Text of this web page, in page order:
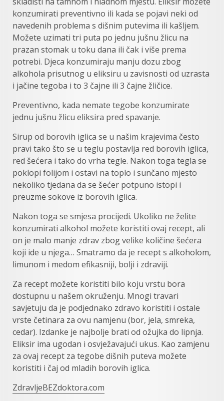
konzumirati preventivno ili kada se pojavi neki od
navedenih problema s dišnim putevima ili kašljem.
Možete uzimati tri puta po jednu jušnu žlicu na
prazan stomak u toku dana ili čak i više prema
potrebi. Djeca konzumiraju manju dozu zbog
alkohola prisutnog u eliksiru u zavisnosti od uzrasta
i jačine tegoba i to 3 čajne ili 3 čajne žličice.
Preventivno, kada nemate tegobe konzumirate
jednu jušnu žlicu eliksira pred spavanje.
Sirup od borovih iglica se u našim krajevima često
pravi tako što se u teglu postavlja red borovih iglica,
red šećera i tako do vrha tegle. Nakon toga tegla se
poklopi folijom i ostavi na toplo i sunčano mjesto
nekoliko tjedana da se šećer potpuno istopi i
preuzme sokove iz borovih iglica.
Nakon toga se smjesa procijedi. Ukoliko ne želite
konzumirati alkohol možete koristiti ovaj recept, ali
on je malo manje zdrav zbog velike količine šećera
koji ide u njega… Smatramo da je recept s alkoholom,
limunom i medom efikasniji, bolji i zdraviji.
Za recept možete koristiti bilo koju vrstu bora
dostupnu u našem okruženju. Mnogi travari
savjetuju da je podjednako zdravo koristiti i ostale
vrste četinara za ovu namjenu (bor, jela, smreka,
cedar). Izdanke je najbolje brati od ožujka do lipnja.
Eliksir ima ugodan i osvježavajući ukus. Kao zamjenu
za ovaj recept za tegobe dišnih puteva možete
koristiti i čaj od mladih borovih iglica.
ZdravljeBEZdoktora.com